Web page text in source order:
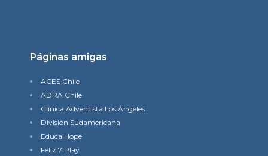
Páginas amigas
ACES Chile
ADRA Chile
Clínica Adventista Los Ángeles
División Sudamericana
Educa Hope
Feliz 7 Play